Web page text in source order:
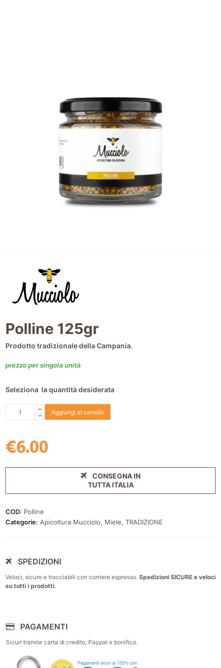
Polline 125gr
Prodotto tradizionale della Campania.
prezzo per singola unità
Seleziona la quantità desiderata
Polline
125gr
Aggiungi al carrello
€6.00
CONSEGNA IN
TUTTA ITALIA
COD: Polline
Categorie: Apicoltura Mucciolo, Miele, TRADIZIONE
SPEDIZIONI
Veloci, sicure e tracciabili con corriere espresso. Spedizioni SICURE e veloci
su tutti i prodotti.
PAGAMENTI
Sicuri tramite carta di credito, Paypal e bonifico.